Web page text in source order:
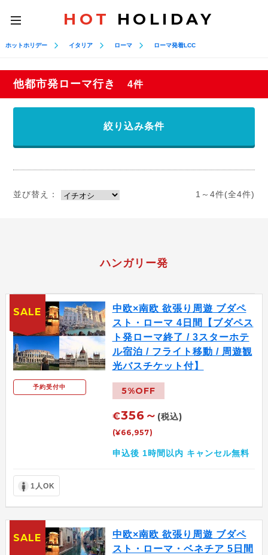
toggle
navigation
HOT HOLIDAY
ホットホリデー イタリア ローマ ローマ発着LCC
他都市発ローマ行き 4件
絞り込み条件
並び替え： 1～4件(全4件)
ハンガリー発
予約受付中
中欧×南欧 欲張り周遊 ブダペ
スト・ローマ 4日間【ブダペス
ト発ローマ終了 / 3スターホテ
ル宿泊 / フライト移動 / 周遊観
光バスチケット付】
5%OFF
€356～ (税込)
(¥66,957)
申込後 1時間以内 キャンセル無料
1人OK
SALE
中欧×南欧 欲張り周遊 ブダペ
スト・ローマ・ベネチア 5日間
SALE